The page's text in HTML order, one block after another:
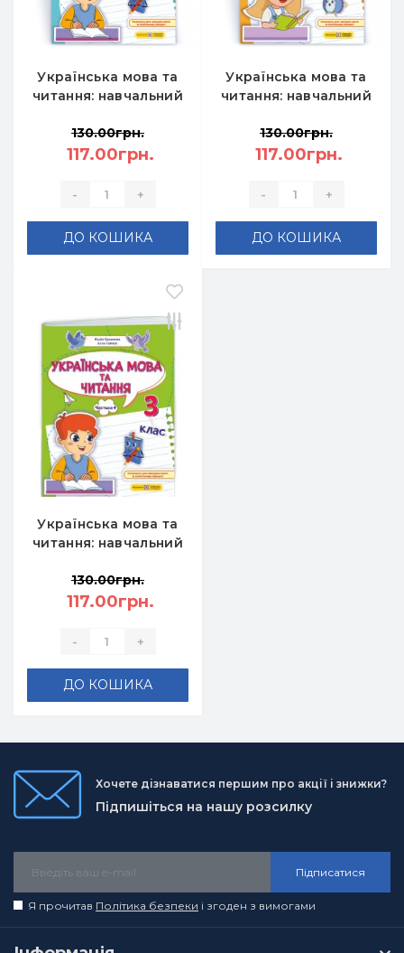
Українська мова та
читання: навчальний
х частинах, частина
2 - Кравцова Н.,
130.00грн.
117.00грн.
- +
ДО КОШИКА
Українська мова та
читання: навчальний
х частинах, частина
1 (Н. Кравцова, А.
130.00грн.
117.00грн.
- +
ДО КОШИКА
Українська мова та
читання: навчальний
х частинах, частина
4 (Н. Кравцова, А.
130.00грн.
117.00грн.
- +
ДО КОШИКА
Хочете дізнаватися першим про акції і знижки?
Підпишіться на нашу розсилку
Підписатися
Я прочитав Політика безпеки і згоден з вимогами